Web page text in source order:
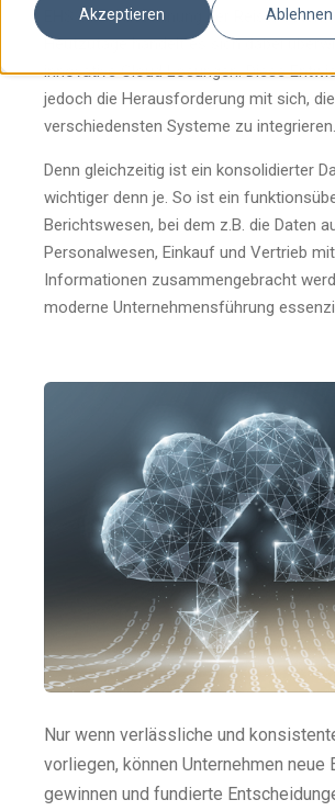
Akzeptieren Ablehnen
EHS oder Abrechnung der Reisekosten)
Heutzutage handelt es sich dabei
innovative Cloud Lösungen. Diese
jedoch die Herausforderung mit sich, die
verschiedensten Systeme zu integrieren.
Denn gleichzeitig ist ein konsolidierter
wichtiger denn je. So ist ein
Berichtswesen, bei dem z.B. die Daten
Personalwesen, Einkauf und Vertrieb
Informationen zusammengebracht
moderne Unternehmensführung
Nur wenn verlässliche und
vorliegen, können Unternehmen neue
gewinnen und fundierte